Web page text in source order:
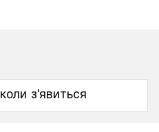
з'явиться